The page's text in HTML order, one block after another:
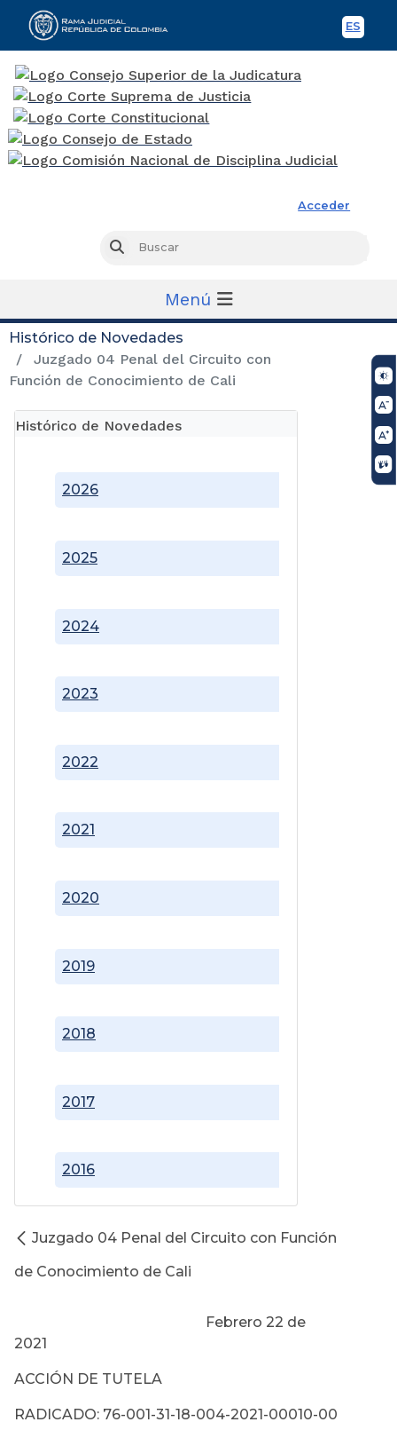
ES
Acceder
Buscar
Menú
Histórico de Novedades
Juzgado 04 Penal del Circuito con
Función de Conocimiento de Cali
Histórico de Novedades
2016
2017
2018
2019
2020
2021
2022
2023
2024
2025
2026
Juzgado 04 Penal del Circuito con Función
de Conocimiento de Cali
Febrero 22 de
2021
ACCIÓN DE TUTELA
RADICADO: 76-001-31-18-004-2021-00010-00